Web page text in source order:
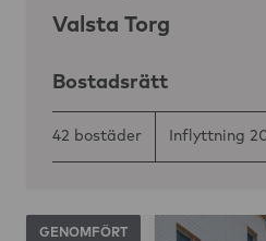
Valsta Torg
Bostadsrätt
42 bostäder Inflyttning
GENOMFÖRT